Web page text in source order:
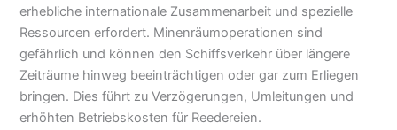
erhebliche internationale Zusammenarbeit und spezielle
Ressourcen erfordert. Minenräumoperationen sind
gefährlich und können den Schiffsverkehr über längere
Zeiträume hinweg beeinträchtigen oder gar zum Erliegen
bringen. Dies führt zu Verzögerungen, Umleitungen und
erhöhten Betriebskosten für Reedereien.